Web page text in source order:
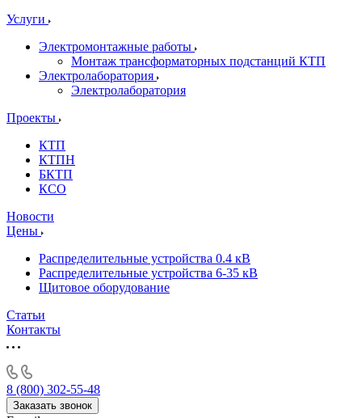
Услуги
Электромонтажные работы
Монтаж трансформаторных подстанций КТП
Электролаборатория
Электролаборатория
Проекты
КТП
КТПН
БКТП
КСО
Новости
Цены
Распределительные устройства 0.4 кВ
Распределительные устройства 6-35 кВ
Щитовое оборудование
Статьи
Контакты
8 (800) 302-55-48
Заказать звонок